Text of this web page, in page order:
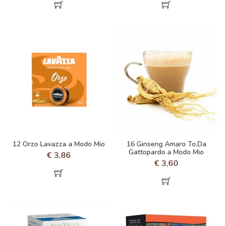
12 Orzo Lavazza a Modo Mio
€ 3,86
16 Ginseng Amaro To.Da
Gattopardo a Modo Mio
€ 3,60